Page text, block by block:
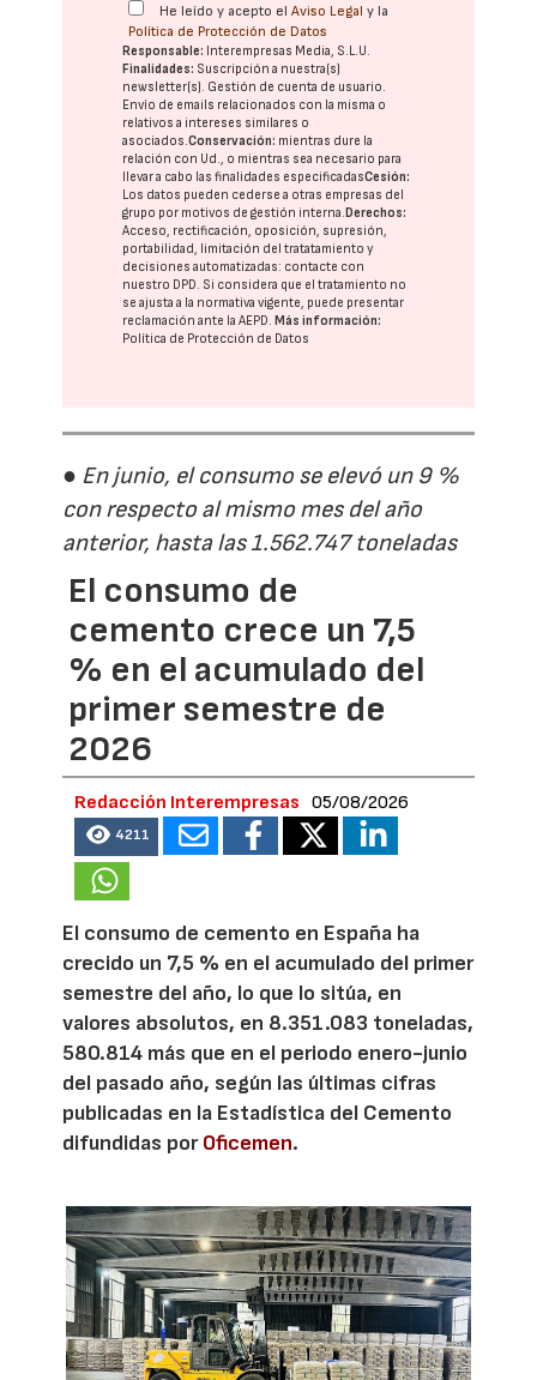
He leído y acepto elAviso Legal y la
Política de Protección de Datos
Responsable: Interempresas Media, S.L.U.
Finalidades: Suscripción a nuestra(s)
newsletter(s). Gestión de cuenta de usuario.
Envío de emails relacionados con la misma o
relativos a intereses similares o
asociados.Conservación: mientras dure la
relación con Ud., o mientras sea necesario para
llevar a cabo las finalidades especificadasCesión:
Los datos pueden cederse a otras empresas del
grupo por motivos de gestión interna.Derechos:
Acceso, rectificación, oposición, supresión,
portabilidad, limitación del tratatamiento y
decisiones automatizadas: contacte con
nuestro DPD. Si considera que el tratamiento no
se ajusta a la normativa vigente, puede presentar
reclamación ante laAEPD.Más información:
Política de Protección de Datos
● En junio, el consumo se elevó un 9 %
con respecto al mismo mes del año
anterior, hasta las 1.562.747 toneladas
El consumo de
cemento crece un 7,5
% en el acumulado del
primer semestre de
2026
Redacción Interempresas 05/08/2026
4211
El consumo de cemento en España ha
crecido un 7,5 % en el acumulado del primer
semestre del año, lo que lo sitúa, en
valores absolutos, en 8.351.083 toneladas,
580.814 más que en el periodo enero-junio
del pasado año, según las últimas cifras
publicadas en la Estadística del Cemento
difundidas porOficemen.